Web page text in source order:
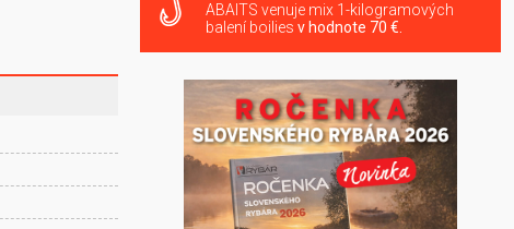
ABAITS venuje mix 1-kilogramových
balení boilies v hodnote 70 €.